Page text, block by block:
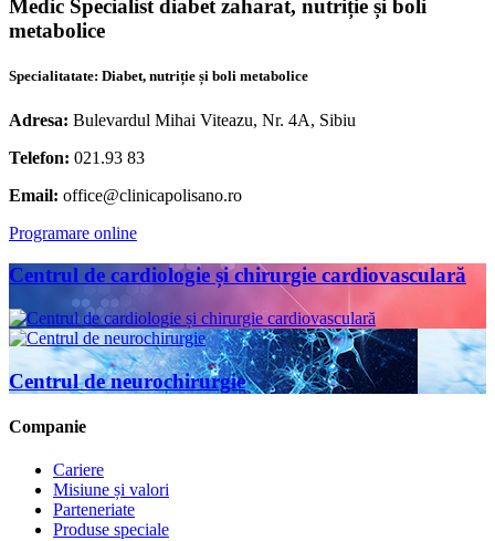
Medic Specialist diabet zaharat, nutriție și boli
metabolice
Specialitatate: Diabet, nutriție și boli metabolice
Adresa: Bulevardul Mihai Viteazu, Nr. 4A, Sibiu
Telefon: 021.93 83
Email: office@clinicapolisano.ro
Programare online
Centrul de cardiologie și chirurgie cardiovasculară
Centrul de neurochirurgie
Companie
Cariere
Misiune și valori
Parteneriate
Produse speciale